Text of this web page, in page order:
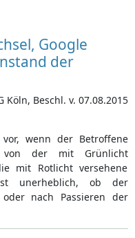
Google
der
Köln, Beschl. v. 07.08.2015
wenn der Betroffene
von der mit Grünlicht
mit Rotlicht versehene
unerheblich, ob der
nach Passieren der